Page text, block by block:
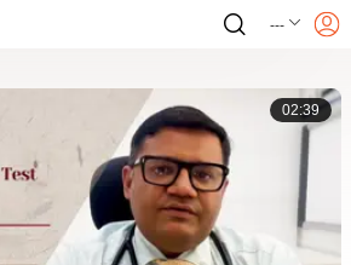
---
02:39